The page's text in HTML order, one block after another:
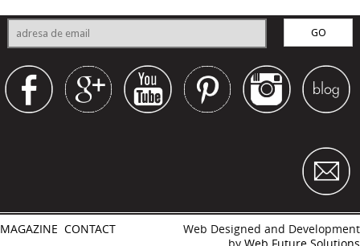
MAGAZINE CONTACT
Web Designed and Development